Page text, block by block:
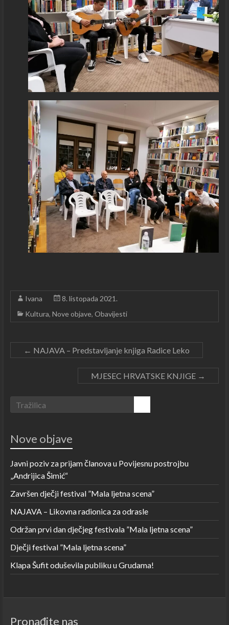
Ivana
8. listopada 2021.
Kultura, Nove objave, Obavijesti
← NAJAVA – Predstavljanje knjiga Radice Leko
MJESEC HRVATSKE KNJIGE →
Nove objave
Javni poziv za prijam članova u Povijesnu postrojbu
„Andrijica Šimić“
Završen dječji festival ”Mala ljetna scena”
NAJAVA – Likovna radionica za odrasle
Održan prvi dan dječjeg festivala ”Mala ljetna scena”
Dječji festival ”Mala ljetna scena”
Klapa Šufit oduševila publiku u Grudama!
Pronađite nas